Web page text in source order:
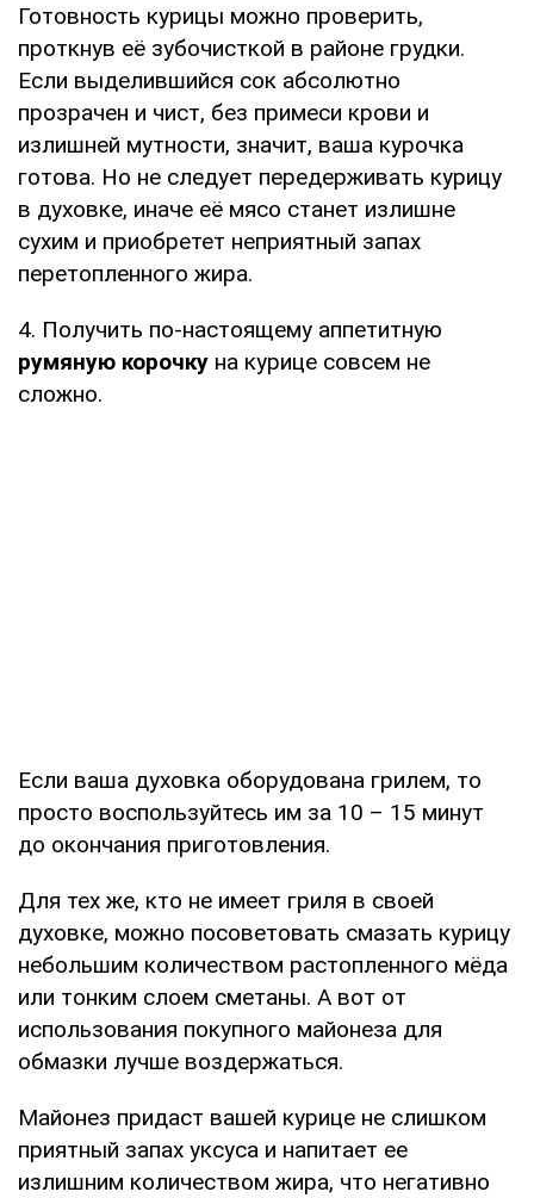
Готовность курицы можно проверить,
проткнув её зубочисткой в районе грудки.
Если выделившийся сок абсолютно
прозрачен и чист, без примеси крови и
излишней мутности, значит, ваша курочка
готова. Но не следует передерживать курицу
в духовке, иначе её мясо станет излишне
сухим и приобретет неприятный запах
перетопленного жира.
4. Получить по-настоящему аппетитную
румяную корочку на курице совсем не
сложно.
Если ваша духовка оборудована грилем, то
просто воспользуйтесь им за 10 – 15 минут
до окончания приготовления.
Для тех же, кто не имеет гриля в своей
духовке, можно посоветовать смазать курицу
небольшим количеством растопленного мёда
или тонким слоем сметаны. А вот от
использования покупного майонеза для
обмазки лучше воздержаться.
Майонез придаст вашей курице не слишком
приятный запах уксуса и напитает ее
излишним количеством жира, что негативно